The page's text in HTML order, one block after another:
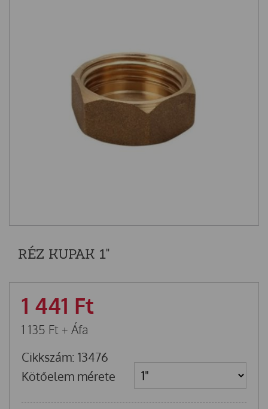
RÉZ KUPAK 1"
1 441 Ft
1 135 Ft + Áfa
Cikkszám: 13476
Kötőelem mérete